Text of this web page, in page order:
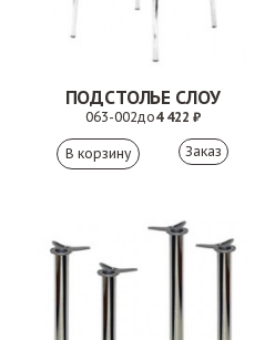
ПОДСТОЛЬЕ СЛОУ
063-002до4 422 ₽
Заказ